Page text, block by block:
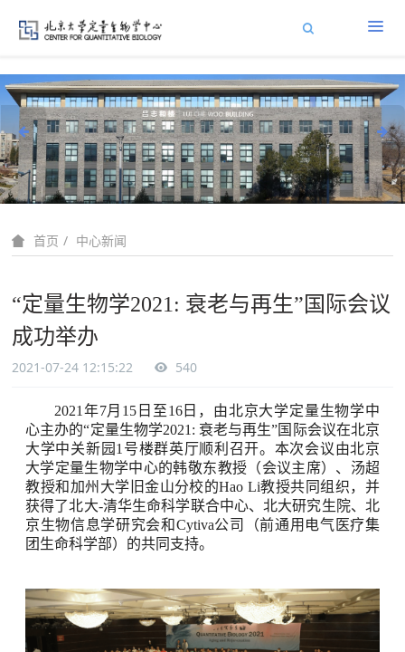
首页 中心新闻
“定量生物学2021: 衰老与再生”国际会议
成功举办
2021-07-24 12:15:22 540
2021 年7月 15 日至16日，由北京大学定量生物学中
心主办的“定量生物学2021: 衰老与再生”国际会议在北京
大学中关新园 1 号楼群英厅顺利召开。本次会议由北京
大学定量生物学中心的韩敬东教授（会议主席）、汤超
教授和加州大学旧金山分校的Hao Li教授共同组织，并
获得了北大-清华生命科学联合中心、北大研究生院、北
京生物信息学研究会和Cytiva公司（前通用电气医疗集
团生命科学部）的共同支持。